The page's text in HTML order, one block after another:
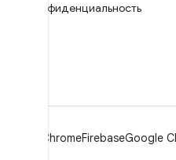
Конфиденциальность
ChromeFirebaseGoogle